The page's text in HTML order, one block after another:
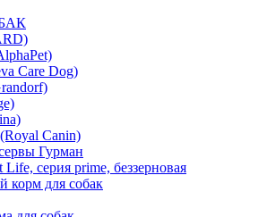
Care Dog)
Canin)
Гурман
серия prime, беззерновая
для собак